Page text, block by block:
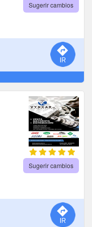
Sugerir cambios
Sugerir cambios